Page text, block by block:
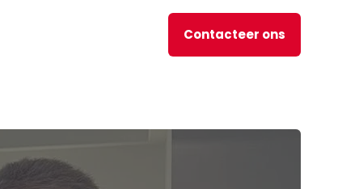
Contacteer ons